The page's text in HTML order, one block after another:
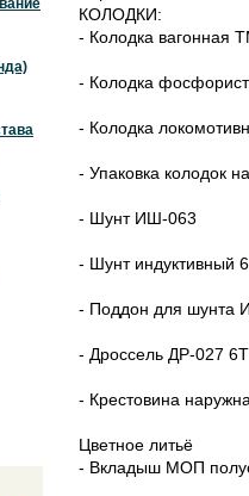
КОЛОДКИ:
- Колодка вагонная
- Колодка
- Колодка
- Упаковка колодок
- Шунт ИШ-063
- Шунт индуктивный
- Поддон для шунта
- Дроссель ДР-027
- Крестовина
Цветное литьё
- Вкладыш МОП